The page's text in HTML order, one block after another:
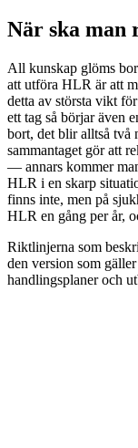
När ska man
All kunskap glöms
att utföra HLR är att
detta av största vikt
ett tag så börjar även
bort, det blir alltså två
sammantaget gör att
— annars kommer
HLR i en skarp
finns inte, men på
HLR en gång per år,
Riktlinjerna som
den version som
handlingsplaner och